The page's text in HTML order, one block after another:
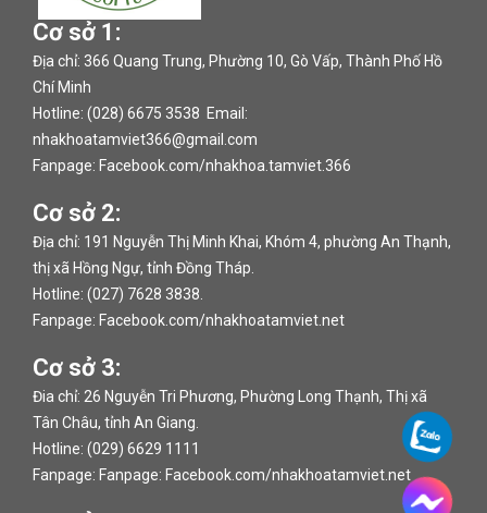
Cơ sở 1:
Địa chỉ: 366 Quang Trung, Phường 10, Gò Vấp, Thành Phố Hồ
Chí Minh
Hotline: (028) 6675 3538 Email:
nhakhoatamviet366@gmail.com
Fanpage: Facebook.com/nhakhoa.tamviet.366
Cơ sở 2:
Địa chỉ: 191 Nguyễn Thị Minh Khai, Khóm 4, phường An Thạnh,
thị xã Hồng Ngự, tỉnh Đồng Tháp.
Hotline: (027) 7628 3838.
Fanpage: Facebook.com/nhakhoatamviet.net
Cơ sở 3:
Đia chỉ: 26 Nguyễn Tri Phương, Phường Long Thạnh, Thị xã
Tân Châu, tỉnh An Giang.
Hotline: (029) 6629 1111
Fanpage: Fanpage: Facebook.com/nhakhoatamviet.net